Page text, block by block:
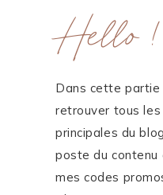
Instagram
Pinterest
TikTok
Hello !
Dans cette partie
retrouver tous
principales du
poste du contenu
mes codes